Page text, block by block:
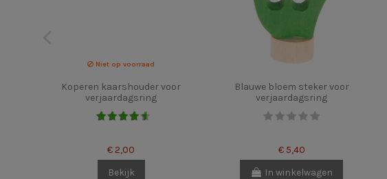
Niet op voorraad
Koperen kaarshouder voor
verjaardagsring
€ 2,00
Bekijk
Blauwe bloem steker voor
verjaardagsring
€ 5,40
In winkelwagen